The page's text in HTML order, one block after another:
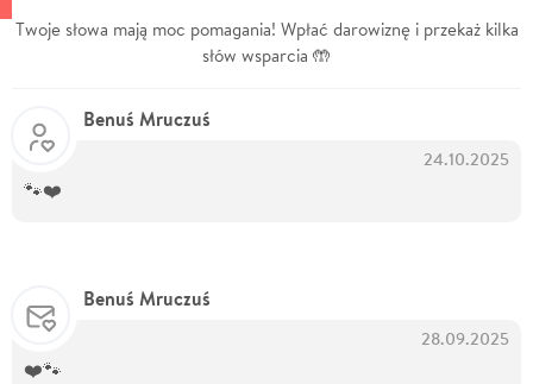
Twoje słowa mają moc pomagania! Wpłać darowiznę i przekaż kilka
słów wsparcia 🤲
Benuś Mruczuś
24.10.2025
🐾❤️
Benuś Mruczuś
28.09.2025
❤️🐾